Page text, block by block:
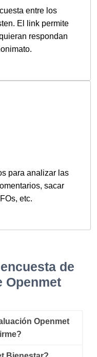
entre los
El link permite
respondan
para analizar las
sacar
etc.
de
Openmet
Openmet